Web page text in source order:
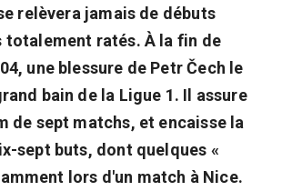
relèvera jamais de débuts
totalement ratés. À la fin de
une blessure de Petr Čech le
bain de la Ligue 1. Il assure
de sept matchs, et encaisse la
sept buts, dont quelques «
lors d'un match à Nice.